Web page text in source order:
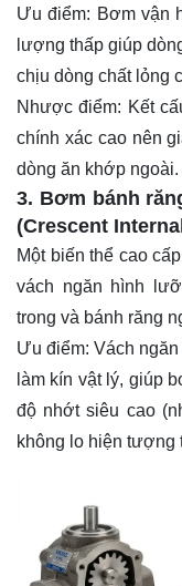
Ưu điểm: Bơm vận
lượng thấp giúp
chịu dòng chất lỏng
Nhược điểm: Kết
chính xác cao nên
dòng ăn khớp ngoài.
3. Bơm bánh
(Crescent
Một biến thể cao
vách ngăn hình
trong và bánh răng
Ưu điểm: Vách
làm kín vật lý, giúp
độ nhớt siêu cao
không lo hiện tượng